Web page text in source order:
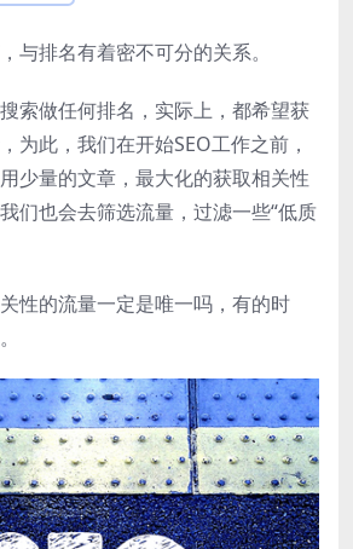
与排名有着密不可分的关系。
索做任何排名，实际上，都希望获
为此，我们在开始SEO工作之前，
少量的文章，最大化的获取相关性
们也会去筛选流量，过滤一些“低质
性的流量一定是唯一吗，有的时